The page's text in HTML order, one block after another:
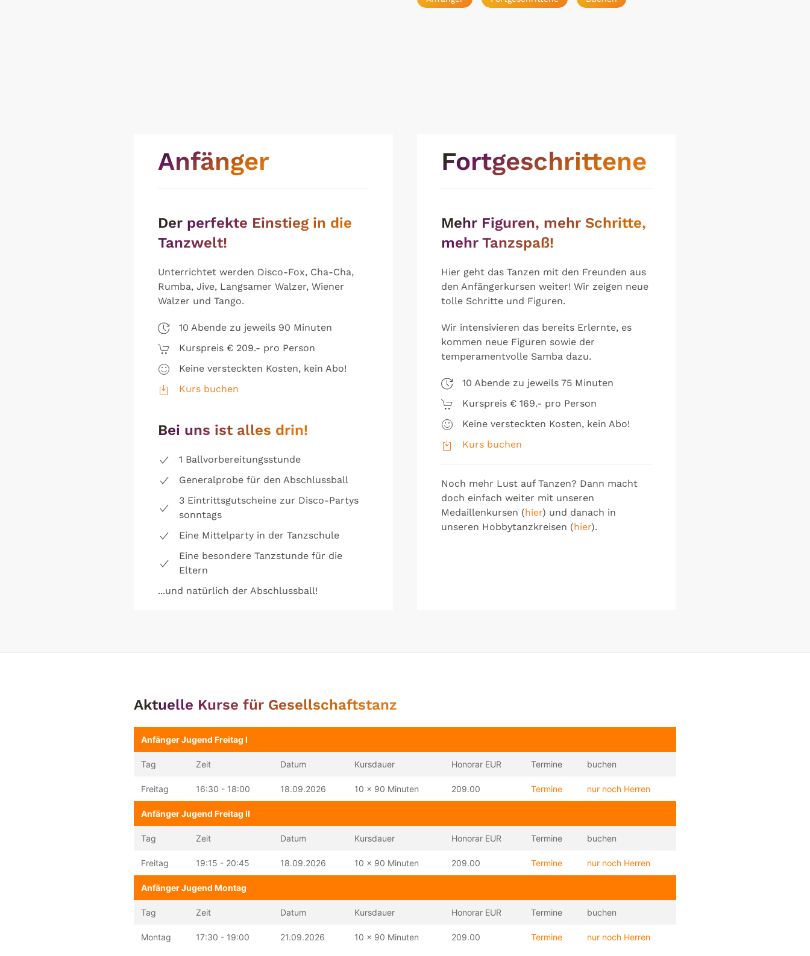
Anfänger
Der perfekte Einstieg in die
Tanzwelt!
Unterrichtet werden Disco-Fox, Cha-Cha,
Rumba, Jive, Langsamer Walzer, Wiener
Walzer und Tango.
10 Abende zu jeweils 90 Minuten
Kurspreis € 209.- pro Person
Keine versteckten Kosten, kein Abo!
Kurs buchen
Bei uns ist alles drin!
1 Ballvorbereitungsstunde
Generalprobe für den Abschlussball
3 Eintrittsgutscheine zur Disco-Partys
sonntags
Eine Mittelparty in der Tanzschule
Eine besondere Tanzstunde für die
Eltern
...und natürlich der Abschlussball!
Fortgeschrittene
Mehr Figuren, mehr Schritte,
mehr Tanzspaß!
Hier geht das Tanzen mit den Freunden aus
den Anfängerkursen weiter! Wir zeigen neue
tolle Schritte und Figuren.
Wir intensivieren das bereits Erlernte, es
kommen neue Figuren sowie der
temperamentvolle Samba dazu.
10 Abende zu jeweils 75 Minuten
Kurspreis € 169.- pro Person
Keine versteckten Kosten, kein Abo!
Kurs buchen
Noch mehr Lust auf Tanzen? Dann macht
doch einfach weiter mit unseren
Medaillenkursen (hier) und danach in
unseren Hobbytanzkreisen (hier).
Aktuelle Kurse für Gesellschaftstanz